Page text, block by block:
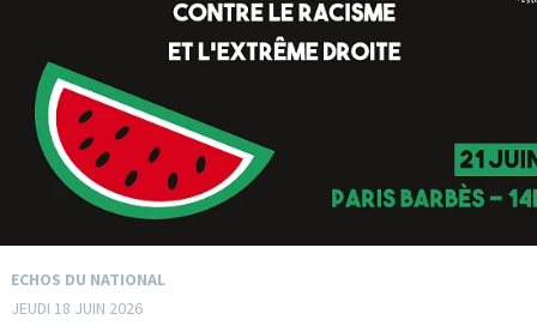
ECHOS DU NATIONAL
JEUDI 18 JUIN 2026